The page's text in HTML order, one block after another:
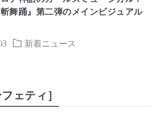
新着ニュース
舞踊』第二弾のメインビジュアル
ェティ］